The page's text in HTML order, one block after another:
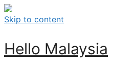
Skip to content
Hello Malaysia